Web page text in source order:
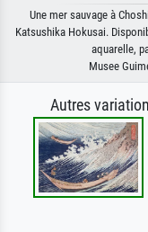
Une mer sauvage à
Katsushika Hokusai.
aquarelle,
Musee
Autres